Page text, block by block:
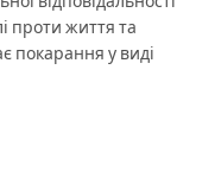
проти життя та
покарання у виді